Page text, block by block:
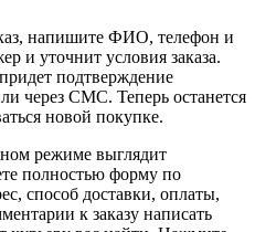
напишите ФИО, телефон и
и уточнит условия заказа.
подтверждение
через СМС. Теперь останется
новой покупке.
режиме выглядит
полностью форму по
способ доставки, оплаты,
к заказу написать